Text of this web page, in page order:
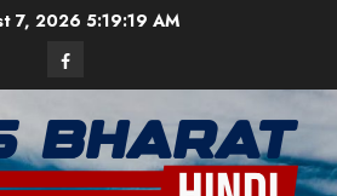
7, 2026 5:19:19 AM
Facebook